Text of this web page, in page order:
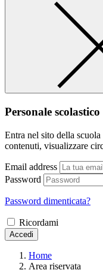
Personale scolastico
Entra nel sito della
contenuti, visualizzare
Email address
Password
Password dimenticata?
Ricordami
Accedi
Home
Area riservata